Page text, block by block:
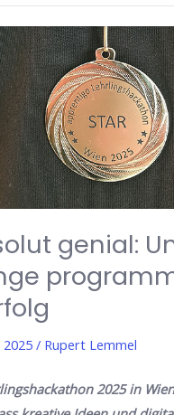
genial:
2025/ Rupert Lemmel
2025 in